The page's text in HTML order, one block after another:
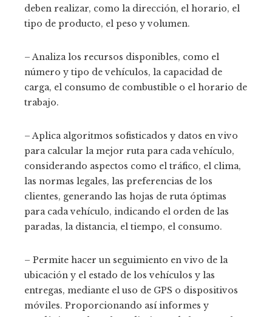
deben realizar, como la dirección, el horario, el
tipo de producto, el peso y volumen.
– Analiza los recursos disponibles, como el
número y tipo de vehículos, la capacidad de
carga, el consumo de combustible o el horario de
trabajo.
– Aplica algoritmos sofisticados y datos en vivo
para calcular la mejor ruta para cada vehículo,
considerando aspectos como el tráfico, el clima,
las normas legales, las preferencias de los
clientes, generando las hojas de ruta óptimas
para cada vehículo, indicando el orden de las
paradas, la distancia, el tiempo, el consumo.
– Permite hacer un seguimiento en vivo de la
ubicación y el estado de los vehículos y las
entregas, mediante el uso de GPS o dispositivos
móviles. Proporcionando así informes y